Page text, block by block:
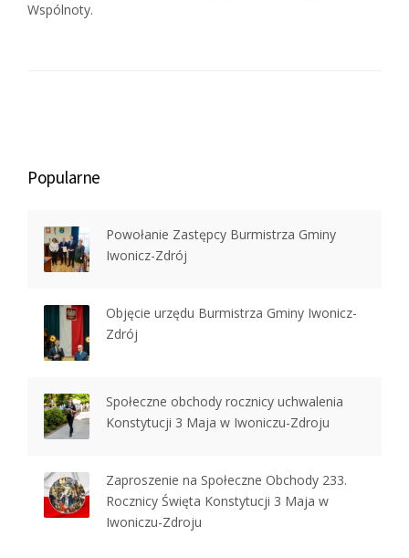
Wspólnoty.
Popularne
Powołanie Zastępcy Burmistrza Gminy
Iwonicz-Zdrój
Objęcie urzędu Burmistrza Gminy Iwonicz-
Zdrój
Społeczne obchody rocznicy uchwalenia
Konstytucji 3 Maja w Iwoniczu-Zdroju
Zaproszenie na Społeczne Obchody 233.
Rocznicy Święta Konstytucji 3 Maja w
Iwoniczu-Zdroju